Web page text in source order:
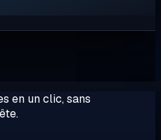
en un clic, sans